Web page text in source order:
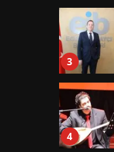
3
4